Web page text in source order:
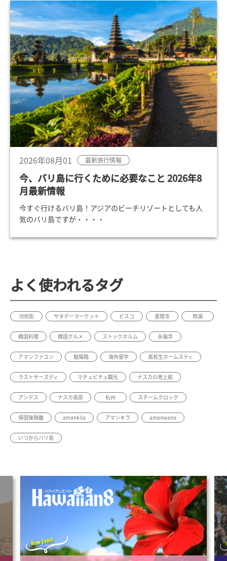
2026年08月01 最新旅行情報
今、バリ島に行くために必要なこと 2026年8
月最新情報
今すぐ行けるバリ島！アジアのビーチリゾートとしても人
気のバリ島ですが・・・・
よく使われるタグ
河坊街 サタデーマーケット ピスコ 霊隠寺 西湖
韓国料理 韓国グルメ ストックホルム 永福寺
アマンファユン 龍陽路 海外留学 高校生ホームスティ
ラストサーズディ マチュピチュ観光 ナスカの地上絵
アンデス ナスカ高原 杭州 スチームクロック
帰国後隔離 amankila アマンキラ amanwana
いつからバリ島